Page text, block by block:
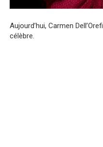
Aujourd’hui, Carmen
célèbre.